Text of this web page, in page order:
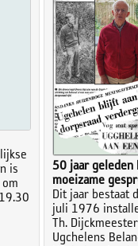
is
50 jaar geleden
moeizame
Dit jaar bestaat
juli 1976
Th.
Ugchelens